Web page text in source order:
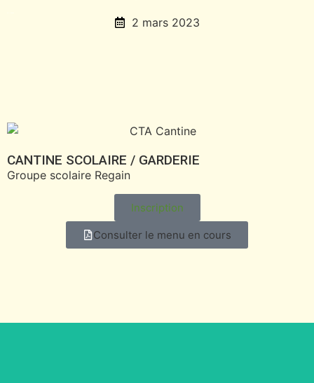
2 mars 2023
CANTINE SCOLAIRE / GARDERIE
Groupe scolaire Regain
Inscription
Consulter le menu en cours